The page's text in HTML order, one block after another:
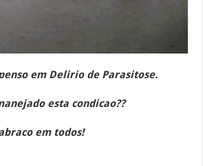
em Delirio de Parasitose.
esta condicao??
em todos!